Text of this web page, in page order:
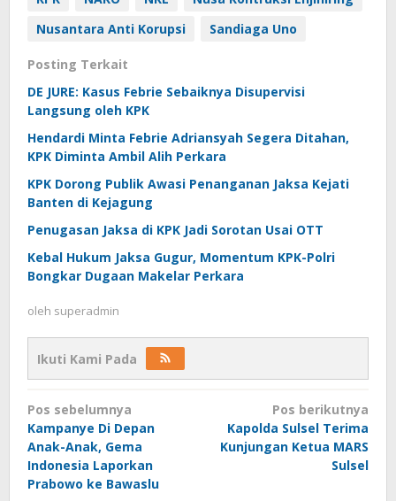
Nusantara Anti Korupsi
Sandiaga Uno
Posting Terkait
DE JURE: Kasus Febrie Sebaiknya Disupervisi
Langsung oleh KPK
Hendardi Minta Febrie Adriansyah Segera Ditahan,
KPK Diminta Ambil Alih Perkara
KPK Dorong Publik Awasi Penanganan Jaksa Kejati
Banten di Kejagung
Penugasan Jaksa di KPK Jadi Sorotan Usai OTT
Kebal Hukum Jaksa Gugur, Momentum KPK-Polri
Bongkar Dugaan Makelar Perkara
oleh superadmin
Ikuti Kami Pada
Navigasi
pos
Pos sebelumnya
Kampanye Di Depan
Anak-Anak, Gema
Indonesia Laporkan
Prabowo ke Bawaslu
Pos berikutnya
Kapolda Sulsel Terima
Kunjungan Ketua MARS
Sulsel